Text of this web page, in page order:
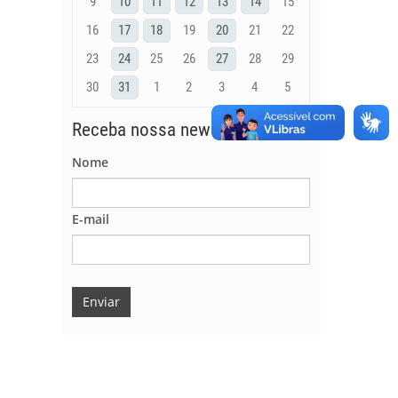
16
17 18 19 20 21
22
23
24 25 26 27 28
29
30
31 1 2 3 4 5
Receba nossa newsletter
Nome
E-mail
Enviar